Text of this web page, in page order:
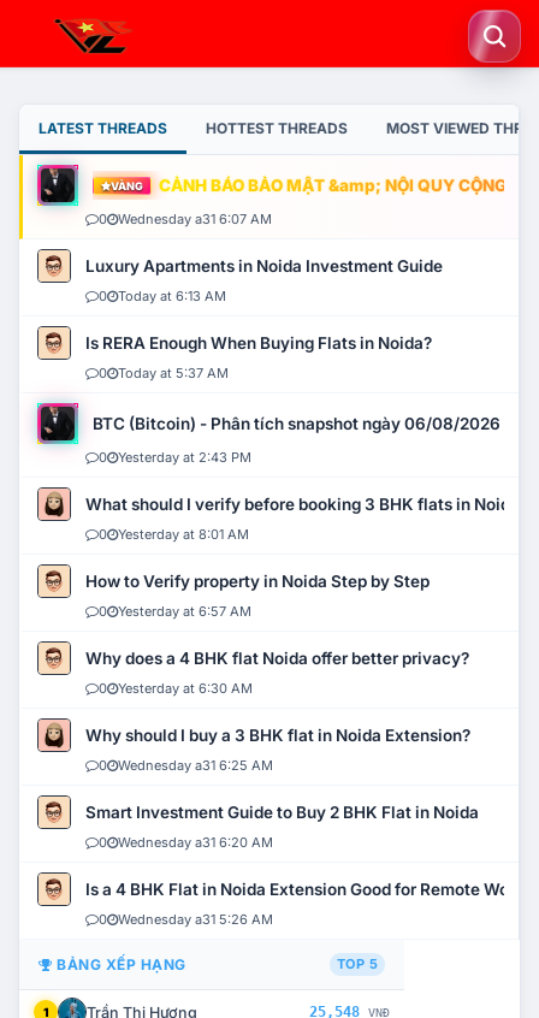
LATEST THREADS HOTTEST THREADS MOST VIEWED
VÀNG CẢNH BÁO BẢO MẬT &amp; NỘI QUY CỘNG
0 Wednesday a31 6:07 AM
Luxury Apartments in Noida Investment Guide
0 Today at 6:13 AM
Is RERA Enough When Buying Flats in Noida?
0 Today at 5:37 AM
BTC (Bitcoin) - Phân tích snapshot ngày 06/08/2026
0 Yesterday at 2:43 PM
What should I verify before booking 3 BHK flats in Noida?
0 Yesterday at 8:01 AM
How to Verify property in Noida Step by Step
0 Yesterday at 6:57 AM
Why does a 4 BHK flat Noida offer better privacy?
0 Yesterday at 6:30 AM
Why should I buy a 3 BHK flat in Noida Extension?
0 Wednesday a31 6:25 AM
Smart Investment Guide to Buy 2 BHK Flat in Noida
0 Wednesday a31 6:20 AM
Is a 4 BHK Flat in Noida Extension Good for Remote Work?
0 Wednesday a31 5:26 AM
BẢNG XẾP HẠNG TOP 5
1 Trần Thị Hương 25,548 VNĐ